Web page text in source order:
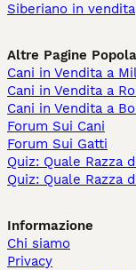
Siberiano in vendita
Altre Pagine
Cani in Vendita a
Cani in Vendita a
Cani in Vendita a
Forum Sui Cani
Forum Sui Gatti
Quiz: Quale Razza
Quiz: Quale Razza
Informazione
Chi siamo
Privacy